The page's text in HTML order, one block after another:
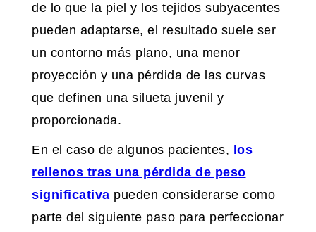
de lo que la piel y los tejidos subyacentes
pueden adaptarse, el resultado suele ser
un contorno más plano, una menor
proyección y una pérdida de las curvas
que definen una silueta juvenil y
proporcionada.
En el caso de algunos pacientes, los
rellenos tras una pérdida de peso
significativa pueden considerarse como
parte del siguiente paso para perfeccionar